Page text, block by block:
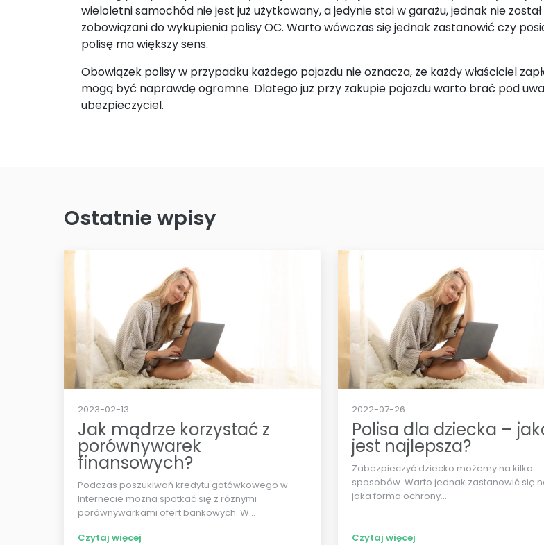
wieloletni samochód nie jest już użytkowany, a jedynie stoi w garażu, jednak nie
zobowiązani do wykupienia polisy OC. Warto wówczas się jednak zastanowić czy
polisę ma większy sens.
Obowiązek polisy w przypadku każdego pojazdu nie oznacza, że każdy właściciel
mogą być naprawdę ogromne. Dlatego już przy zakupie pojazdu warto brać pod
ubezpieczyciel.
Ostatnie wpisy
2023-02-13
Jak mądrze korzystać z
porównywarek
finansowych?
Podczas poszukiwań kredytu gotówkowego w
Internecie można spotkać się z różnymi
porównywarkami ofert bankowych. W...
Czytaj więcej
2022-07-26
Polisa dla dziecka –
jest najlepsza?
Zabezpieczyć dziecko możemy na kilka
sposobów. Warto jednak zastanowić się
jaka forma ochrony...
Czytaj więcej